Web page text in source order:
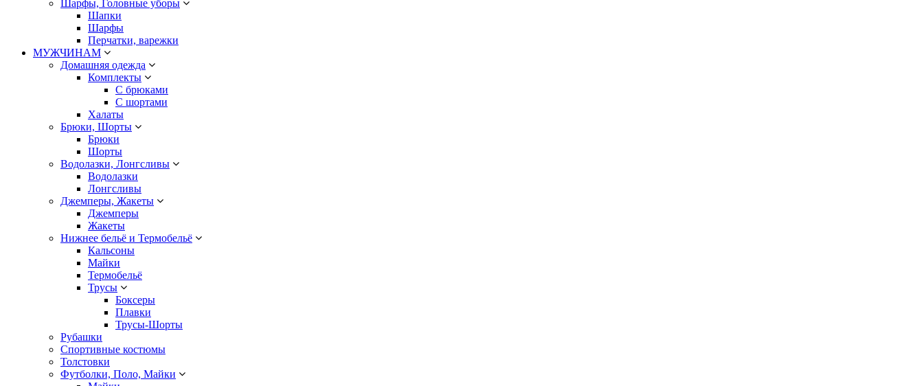
Шарфы, Головные уборы
Шапки
Шарфы
Перчатки, варежки
МУЖЧИНАМ
Домашняя одежда
Комплекты
С брюками
С шортами
Халаты
Брюки, Шорты
Брюки
Шорты
Водолазки, Лонгсливы
Водолазки
Лонгсливы
Джемперы, Жакеты
Джемперы
Жакеты
Нижнее бельё и Термобельё
Кальсоны
Майки
Термобельё
Трусы
Боксеры
Плавки
Трусы-Шорты
Рубашки
Спортивные костюмы
Толстовки
Футболки, Поло, Майки